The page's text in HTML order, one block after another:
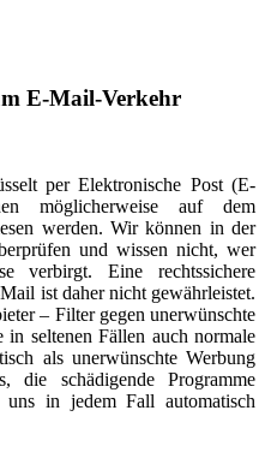
E-Mail-Verkehr
per Elektronische Post (E-
möglicherweise auf dem
werden. Wir können in der
und wissen nicht, wer
verbirgt. Eine rechtssichere
ist daher nicht gewährleistet.
– Filter gegen unerwünschte
seltenen Fällen auch normale
als unerwünschte Werbung
die schädigende Programme
in jedem Fall automatisch